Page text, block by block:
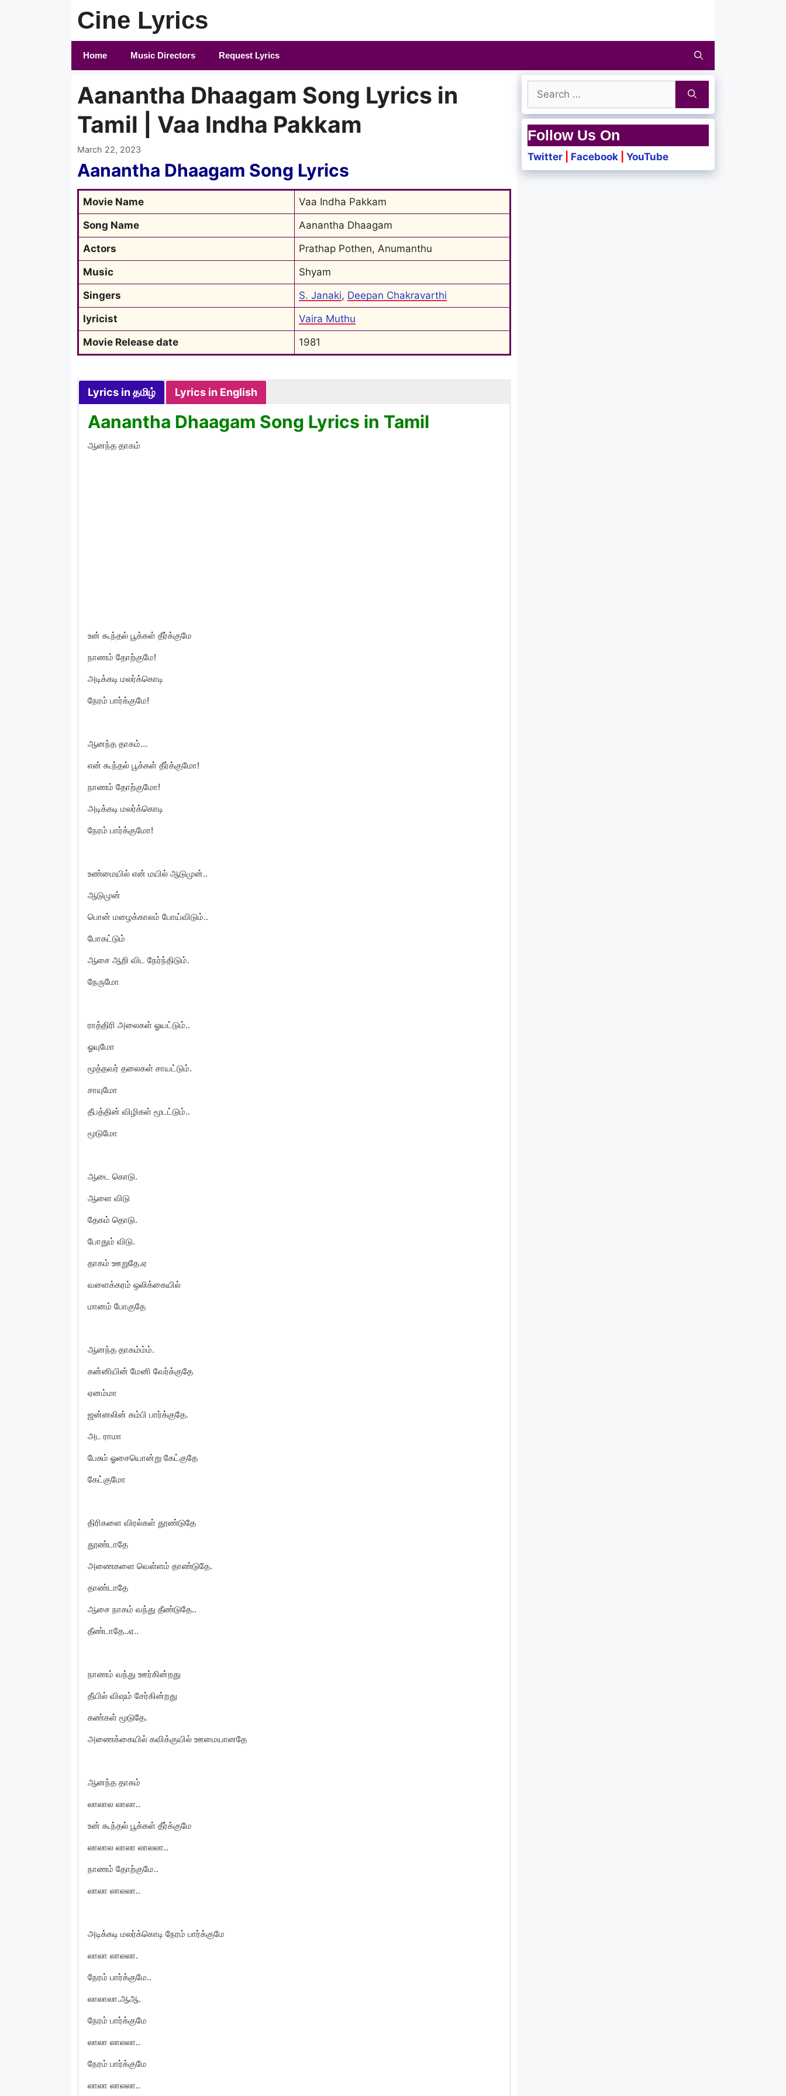
Cine Lyrics
Home Music Directors Request Lyrics
Aanantha Dhaagam Song Lyrics in
Tamil | Vaa Indha Pakkam
March 22, 2023
Aanantha Dhaagam Song Lyrics
Movie Name
Vaa Indha Pakkam
Song Name
Aanantha Dhaagam
Actors
Prathap Pothen, Anumanthu
Music
Shyam
Singers
S. Janaki, Deepan Chakravarthi
lyricist
Vaira Muthu
Movie Release date
1981
Lyrics in தமிழ் Lyrics in English
Aanantha Dhaagam Song Lyrics in Tamil
ஆனந்த தாகம்
உன் கூந்தல் பூக்கள் தீர்க்குமே
நாணம் தோற்குமே!
அடிக்கடி மலர்க்கொடி
நேரம் பார்க்குமே!
ஆனந்த தாகம்…
என் கூந்தல் பூக்கள் தீர்க்குமோ!
நாணம் தோற்குமோ!
அடிக்கடி மலர்க்கொடி
நேரம் பார்க்குமோ!
உண்மையில் என் மயில் ஆடுமுன்..
ஆடுமுன்
பொன் மழைக்காலம் போய்விடும்..
போகட்டும்
ஆசை ஆறி விட நேர்ந்திடும்.
நேருமோ
ராத்திரி அலைகள் ஓயட்டும்..
ஓயுமோ
மூத்தவர் தலைகள் சாயட்டும்.
சாயுமோ
தீபத்தின் விழிகள் மூடட்டும்..
மூடுமோ
ஆடை கொடு.
ஆளை விடு
தேகம் தொடு.
போதும் விடு.
தாகம் ஊறுதே.ஏ
வளைக்கரம் ஒலிக்கையில்
மானம் போகுதே
ஆனந்த தாகம்ம்ம்.
கன்னியின் மேனி வேர்க்குதே
ஏனம்மா
ஜன்னலின் கம்பி பார்க்குதே.
அட ராமா
பேசும் ஓசையொன்று கேட்குதே
கேட்குமோ
திரிகளை விரல்கள் தூண்டுதே
தூண்டாதே
அணைகளை வெள்ளம் தாண்டுதே.
தாண்டாதே
ஆசை நாகம் வந்து தீண்டுதே..
தீண்டாதே..ஏ..
நாணம் வந்து ஊர்கின்றது
தீயில் விஷம் சேர்கின்றது
கண்கள் மூடுதே.
அணைக்கையில் கவிக்குயில் ஊமையானதே
ஆனந்த தாகம்
லாலால லாலா..
உன் கூந்தல் பூக்கள் தீர்க்குமே
லாலால லாலா லாலலா..
நாணம் தோற்குமே..
லாலா லாலலா..
அடிக்கடி மலர்க்கொடி நேரம் பார்க்குமே
லாலா லாலலா.
நேரம் பார்க்குமே..
லாலாலா.ஆஆ.
நேரம் பார்க்குமே
லாலா லாலலா..
நேரம் பார்க்குமே
லாலா லாலலா..
Search
for:
Follow Us On
Twitter Facebook YouTube